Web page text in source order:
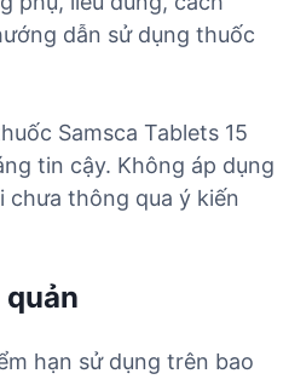
dẫn sử dụng thuốc
Samsca Tablets 15
tin cậy. Không áp dụng
thông qua ý kiến
quản
hạn sử dụng trên bao